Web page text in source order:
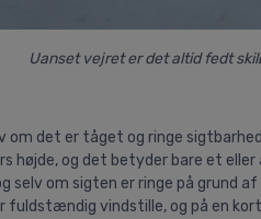
Uanset vejret er det altid fedt
om det er tåget og ringe
og det betyder bare et
selv om sigten er ringe på grund
fuldstændig vindstille, og på en